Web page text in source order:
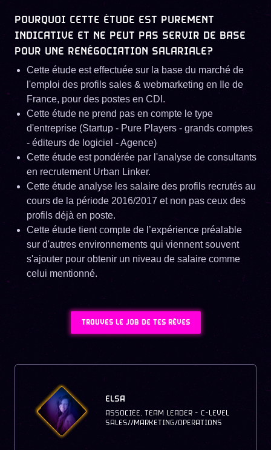
POURQUOI CETTE ÉTUDE EST PUREMENT
INDICATIVE ET NE PEUT PAS SERVIR DE BASE
POUR UNE RENÉGOCIATION SALARIALE?
Cette étude est effectuée sur la base du marché de
l'emploi des profils sales & webmarketing en Ile de
France, pour des postes en CDI.
Cette étude ne prend pas en compte le type
d'entreprise (Startup - Pure Players - grands comptes
- éditeurs de logiciel - Agence)
Cette étude est pondérée par l'analyse de consultants
en recrutement Urban Linker.
Cette étude analyse les salaire des profils recrutés au
cours de la période 2016/2017 et non pas ceux des
profils déjà en poste.
Cette étude tient compte de l’expérience préalable
sur d'autres environnements qui viennent souvent
s'ajouter pour obtenir un niveau de salaire comme
celui mentionné.
TROUVES LE JOB DE TES RÊVES
ELSA
ASSOCIÉE, TEAM LEADER - C-LEVEL
SALES//MARKETING/OPERATIONS